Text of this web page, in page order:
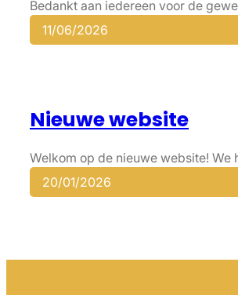
Bedankt aan iedereen voor de
11/06/2026
Nieuwe website
Welkom op de nieuwe website!
20/01/2026